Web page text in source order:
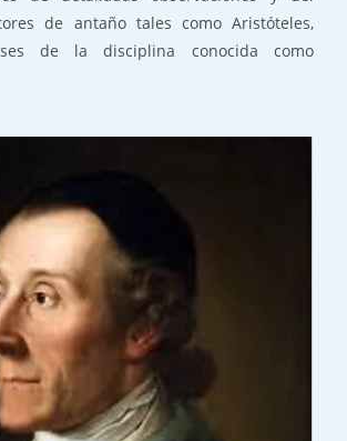
de antaño tales como Aristóteles,
de la disciplina conocida como